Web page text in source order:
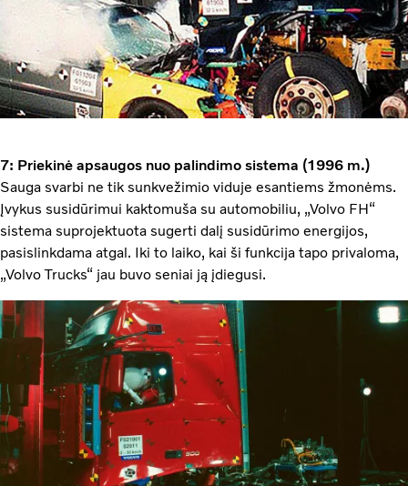
7: Priekinė apsaugos nuo palindimo sistema (1996 m.)
Sauga svarbi ne tik sunkvežimio viduje esantiems žmonėms.
Įvykus susidūrimui kaktomuša su automobiliu, „Volvo FH“
sistema suprojektuota sugerti dalį susidūrimo energijos,
pasislinkdama atgal. Iki to laiko, kai ši funkcija tapo privaloma,
„Volvo Trucks“ jau buvo seniai ją įdiegusi.